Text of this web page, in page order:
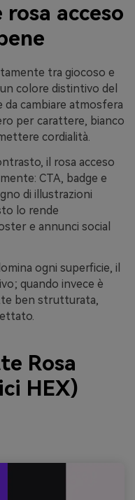
acceso
tra giocoso e
colore distintivo del
da cambiare atmosfera
per carattere, bianco
cordialità.
il rosa acceso
CTA, badge e
di illustrazioni
lo rende
e annunci social
ogni superficie, il
quando invece è
ben strutturata,
Rosa
HEX)